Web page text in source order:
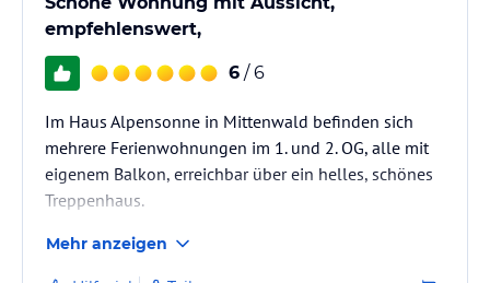
empfehlenswert,
6 / 6
Im Haus Alpensonne in Mittenwald befinden sich
mehrere Ferienwohnungen im 1. und 2. OG, alle mit
eigenem Balkon, erreichbar über ein helles, schönes
Treppenhaus.
Mehr anzeigen